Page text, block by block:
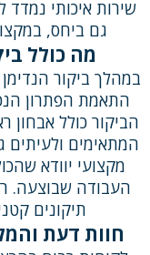
שירות איכותי
גם ביחס,
מה כולל
במהלך ביקור
התאמת הפתרון
הביקור כולל אבחון
המתאימים ולעיתים
מקצועי יוודא
העבודה שבוצעה.
תיקונים
חוות דעת